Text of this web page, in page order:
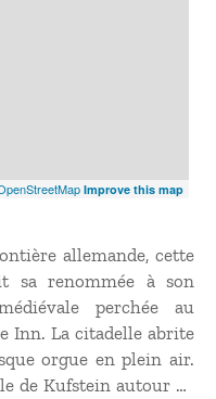
Improve this map
allemande, cette
sa renommée à son
perchée au
Inn. La citadelle abrite
orgue en plein air.
de Kufstein autour de